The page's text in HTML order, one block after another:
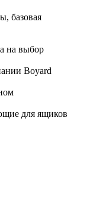
базовая
на выбор
Boyard
для ящиков